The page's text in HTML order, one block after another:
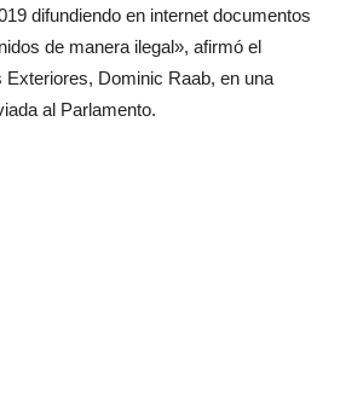
difundiendo en internet documentos
de manera ilegal», afirmó el
Exteriores, Dominic Raab, en una
al Parlamento.